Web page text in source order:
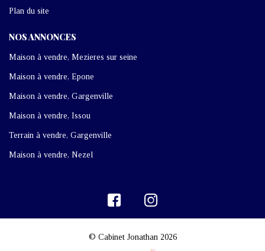
Plan du site
NOS ANNONCES
Maison à vendre, Mezieres sur seine
Maison à vendre, Epone
Maison à vendre, Gargenville
Maison à vendre, Issou
Terrain à vendre, Gargenville
Maison à vendre, Nezel
© Cabinet Jonathan 2026